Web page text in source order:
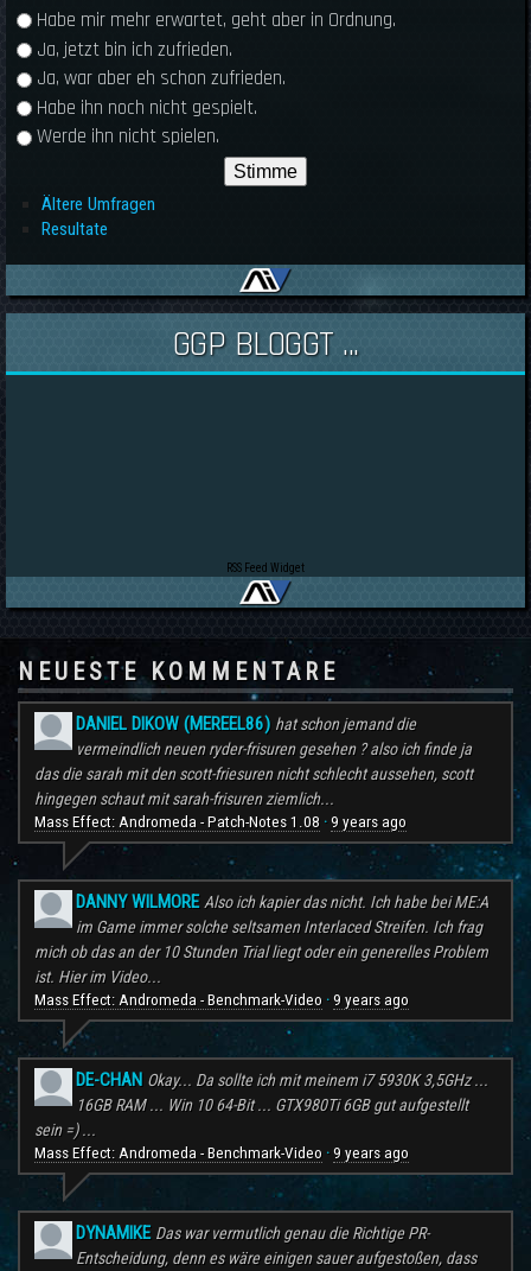
Habe mir mehr erwartet, geht aber in Ordnung.
Ja, jetzt bin ich zufrieden.
Ja, war aber eh schon zufrieden.
Habe ihn noch nicht gespielt.
Werde ihn nicht spielen.
Ältere Umfragen
Resultate
GGP BLOGGT ...
RSS Feed Widget
NEUESTE KOMMENTARE
DANIEL DIKOW (MEREEL86) hat schon jemand die
vermeindlich neuen ryder-frisuren gesehen ? also ich finde ja
das die sarah mit den scott-friesuren nicht schlecht aussehen, scott
hingegen schaut mit sarah-frisuren ziemlich...
Mass Effect: Andromeda - Patch-Notes 1.08 · 9 years ago
DANNY WILMORE Also ich kapier das nicht. Ich habe bei ME:A
im Game immer solche seltsamen Interlaced Streifen. Ich frag
mich ob das an der 10 Stunden Trial liegt oder ein generelles Problem
ist. Hier im Video...
Mass Effect: Andromeda - Benchmark-Video · 9 years ago
DE-CHAN Okay... Da sollte ich mit meinem i7 5930K 3,5GHz ...
16GB RAM ... Win 10 64-Bit ... GTX980Ti 6GB gut aufgestellt
sein =) ...
Mass Effect: Andromeda - Benchmark-Video · 9 years ago
DYNAMIKE Das war vermutlich genau die Richtige PR-
Entscheidung, denn es wäre einigen sauer aufgestoßen, dass